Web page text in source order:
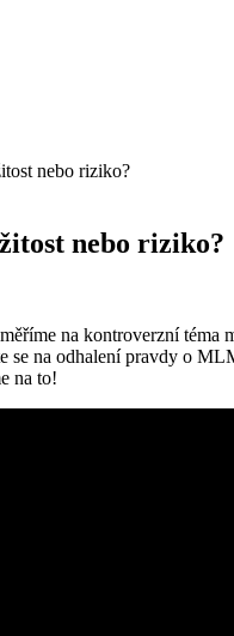
nebo riziko?
nebo riziko?
na kontroverzní
na odhalení pravdy o
⁣na to!